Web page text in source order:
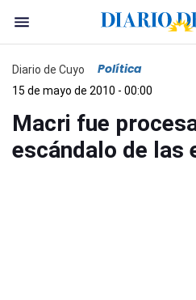
Diario de Cuyo Política
15 de mayo de 2010 - 00:00
Macri fue
escándalo de las